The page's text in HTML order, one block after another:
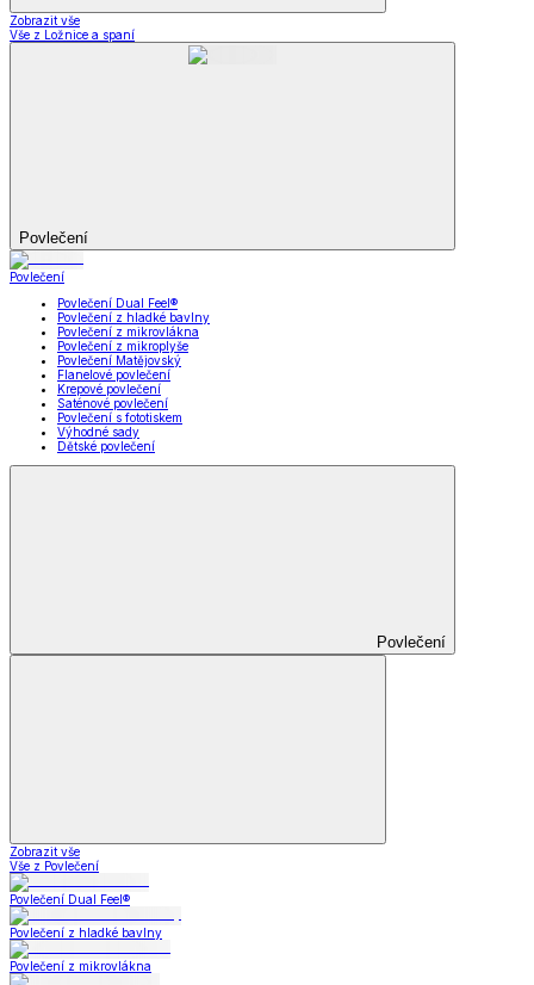
Zobrazit vše
Vše z Ložnice a spaní
Povlečení
Povlečení
Povlečení Dual Feel®
Povlečení z hladké bavlny
Povlečení z mikrovlákna
Povlečení z mikroplyše
Povlečení Matějovský
Flanelové povlečení
Krepové povlečení
Saténové povlečení
Povlečení s fototiskem
Výhodné sady
Dětské povlečení
Povlečení
Zobrazit vše
Vše z Povlečení
Povlečení Dual Feel®
Povlečení z hladké bavlny
Povlečení z mikrovlákna